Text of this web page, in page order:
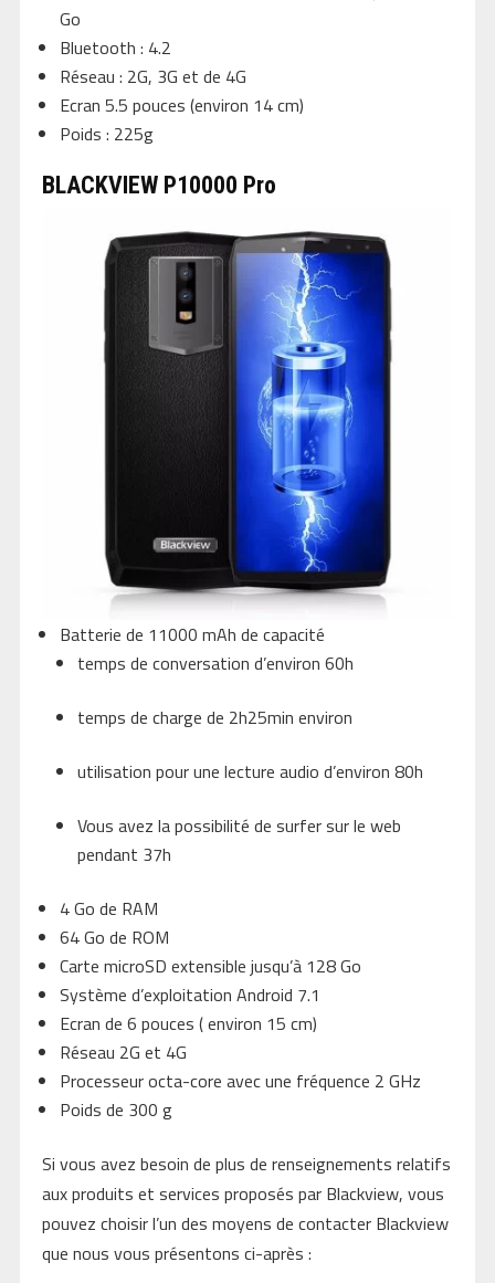
Go
Bluetooth : 4.2
Réseau : 2G, 3G et de 4G
Ecran 5.5 pouces (environ 14 cm)
Poids : 225g
BLACKVIEW P10000 Pro
Batterie de 11000 mAh de capacité
temps de conversation d’environ 60h
temps de charge de 2h25min environ
utilisation pour une lecture audio d’environ 80h
Vous avez la possibilité de surfer sur le web
pendant 37h
4 Go de RAM
64 Go de ROM
Carte microSD extensible jusqu’à 128 Go
Système d’exploitation Android 7.1
Ecran de 6 pouces ( environ 15 cm)
Réseau 2G et 4G
Processeur octa-core avec une fréquence 2 GHz
Poids de 300 g
Si vous avez besoin de plus de renseignements relatifs
aux produits et services proposés par Blackview, vous
pouvez choisir l’un des moyens de contacter Blackview
que nous vous présentons ci-après :